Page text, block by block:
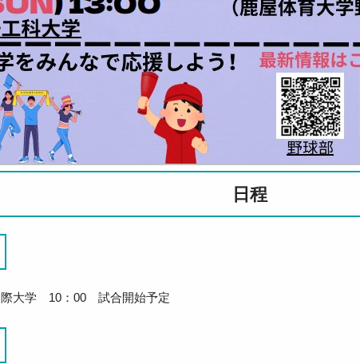
日程
際大学 10：00 試合開始予定